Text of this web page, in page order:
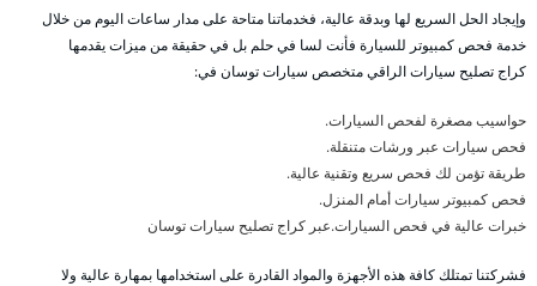
وإيجاد الحل السريع لها وبدقة عالية، فخدماتنا متاحة على مدار ساعات اليوم من خلال
خدمة فحص كمبيوتر للسيارة فأنت لسا في حلم بل في حقيقة من ميزات يقدمها
كراج تصليح سيارات الراقي متخصص سيارات توسان في:
حواسيب مصغرة لفحص السيارات.
فحص سيارات عبر ورشات متنقلة.
طريقة تؤمن لك فحص سريع وتقنية عالية.
فحص كمبيوتر سيارات أمام المنزل.
خبرات عالية في فحص السيارات.عبر كراج تصليح سيارات توسان
فشركتنا تمتلك كافة هذه الأجهزة والمواد القادرة على استخدامها بمهارة عالية ولا